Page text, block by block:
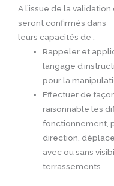
A l’issue de la
seront confirmés dans
leurs capacités de :
Rappeler et
langage
pour la
Effectuer de
raisonnable les
fonctionnement,
direction,
avec ou sans
terrassements.